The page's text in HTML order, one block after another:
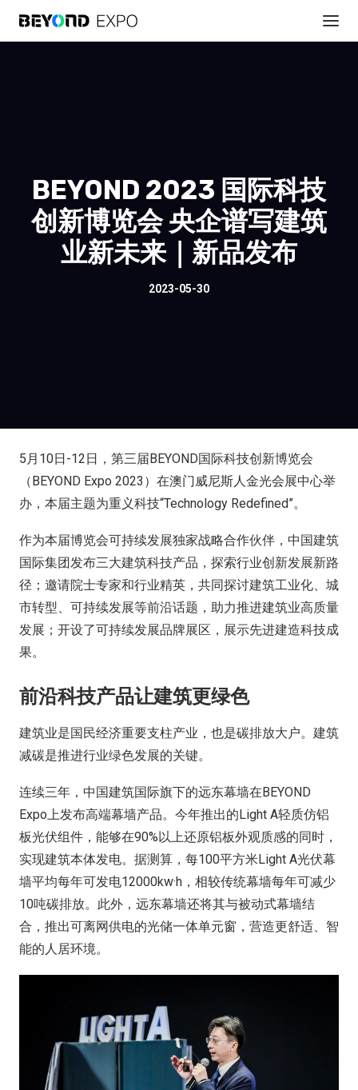
BEYOND 2023 国际科技
创新博览会 央企谱写建筑
业新未来｜新品发布
2023-05-30
5月10日-12日，第三届BEYOND国际科技创新博览会
（BEYOND Expo 2023）在澳门威尼斯人金光会展中心举
办，本届主题为重义科技“Technology Redefined”。
作为本届博览会可持续发展独家战略合作伙伴，中国建筑
国际集团发布三大建筑科技产品，探索行业创新发展新路
径；邀请院士专家和行业精英，共同探讨建筑工业化、城
市转型、可持续发展等前沿话题，助力推进建筑业高质量
发展；开设了可持续发展品牌展区，展示先进建造科技成
果。
前沿科技产品让建筑更绿色
建筑业是国民经济重要支柱产业，也是碳排放大户。建筑
减碳是推进行业绿色发展的关键。
连续三年，中国建筑国际旗下的远东幕墙在BEYOND
Expo上发布高端幕墙产品。今年推出的Light A轻质仿铝
板光伏组件，能够在90%以上还原铝板外观质感的同时，
实现建筑本体发电。据测算，每100平方米Light A光伏幕
墙平均每年可发电12000kw·h，相较传统幕墙每年可减少
10吨碳排放。此外，远东幕墙还将其与被动式幕墙结
合，推出可离网供电的光储一体单元窗，营造更舒适、智
能的人居环境。